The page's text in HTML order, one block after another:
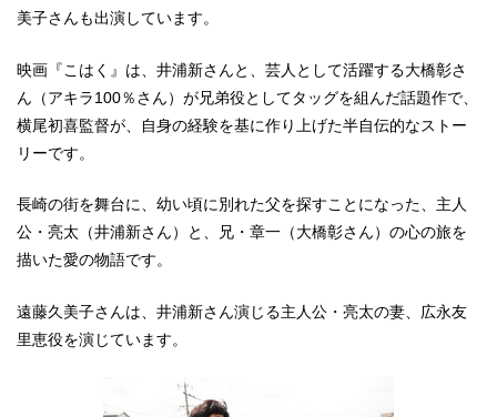
美子さんも出演しています。
映画『こはく』は、井浦新さんと、芸人として活躍する大橋彰さ
ん（アキラ100％さん）が兄弟役としてタッグを組んだ話題作で、
横尾初喜監督が、自身の経験を基に作り上げた半自伝的なストー
リーです。
長崎の街を舞台に、幼い頃に別れた父を探すことになった、主人
公・亮太（井浦新さん）と、兄・章一（大橋彰さん）の心の旅を
描いた愛の物語です。
遠藤久美子さんは、井浦新さん演じる主人公・亮太の妻、広永友
里恵役を演じています。